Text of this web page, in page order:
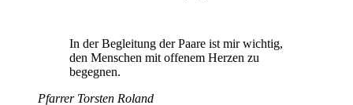
In der Begleitung der Paare ist mir wichtig,
den Menschen mit offenem Herzen zu
begegnen.
Pfarrer Torsten Roland